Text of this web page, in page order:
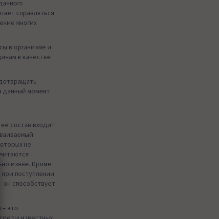
справляться
многих
в организме и
в качестве
данный момент
её состав входит
не
извне. Кроме
при поступлении
- он способствует
это